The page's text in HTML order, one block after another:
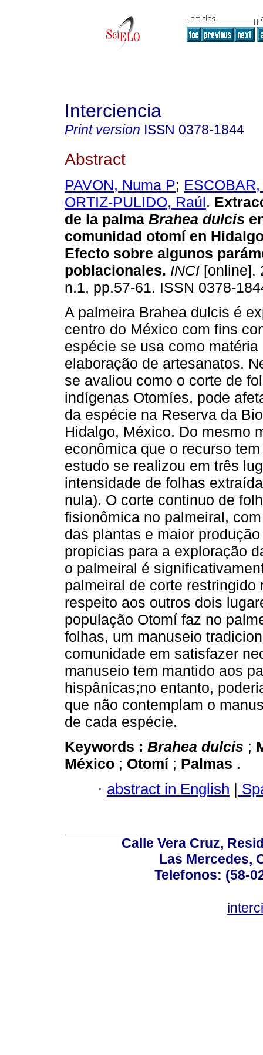
Interciencia
Print version ISSN 0378-1844
Abstract
PAVON, Numa P;
ORTIZ-PULIDO, Raúl.
de la palma Brahea dulcis
comunidad otomí en
Efecto sobre algunos
poblacionales. INCI [online].
n.1, pp.57-61. ISSN 0378-
A palmeira Brahea dulcis é
centro do México com fins
espécie se usa como matéria
elaboração de artesanatos.
se avaliou como o corte de
indígenas Otomíes, pode
da espécie na Reserva da
Hidalgo, México. Do mesmo
econômica que o recurso
estudo se realizou em três
intensidade de folhas
nula). O corte continuo de
fisionômica no palmeiral,
das plantas e maior
propicias para a exploração
o palmeiral é
palmeiral de corte
respeito aos outros dois
população Otomí faz no
folhas, um manuseio
comunidade em satisfazer
manuseio tem mantido aos
hispânicas;no entanto,
que não contemplam o
de cada espécie.
Keywords : Brahea dulcis ;
México ; Otomí ; Palmas .
· abstract in English |
Calle Vera Cruz,
Las Mercedes,
Telefonos: (58-